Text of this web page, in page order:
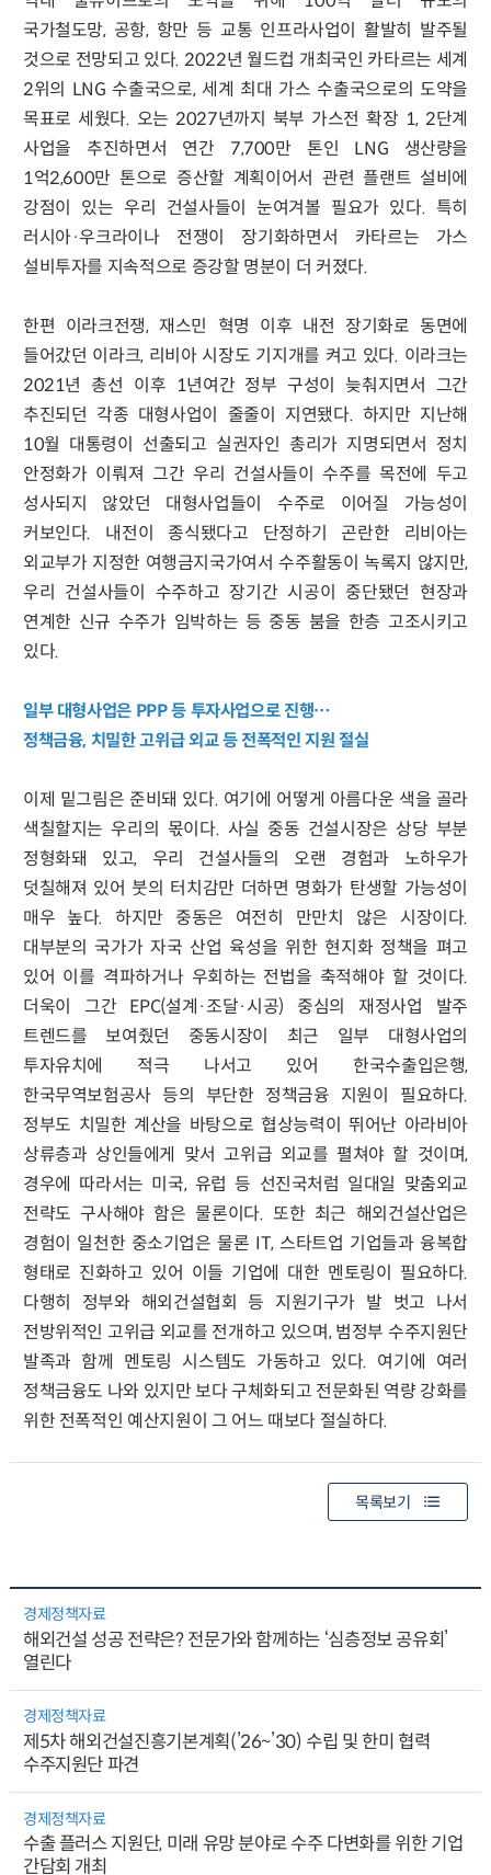
국가철도망, 공항, 항만 등 교통 인프라사업이 활발히 발주될
것으로 전망되고 있다. 2022년 월드컵 개최국인 카타르는 세계
2위의 LNG 수출국으로, 세계 최대 가스 수출국으로의 도약을
목표로 세웠다. 오는 2027년까지 북부 가스전 확장 1, 2단계
사업을 추진하면서 연간 7,700만 톤인 LNG 생산량을
1억2,600만 톤으로 증산할 계획이어서 관련 플랜트 설비에
강점이 있는 우리 건설사들이 눈여겨볼 필요가 있다. 특히
러시아·우크라이나 전쟁이 장기화하면서 카타르는 가스
설비투자를 지속적으로 증강할 명분이 더 커졌다.
한편 이라크전쟁, 재스민 혁명 이후 내전 장기화로 동면에
들어갔던 이라크, 리비아 시장도 기지개를 켜고 있다. 이라크는
2021년 총선 이후 1년여간 정부 구성이 늦춰지면서 그간
추진되던 각종 대형사업이 줄줄이 지연됐다. 하지만 지난해
10월 대통령이 선출되고 실권자인 총리가 지명되면서 정치
안정화가 이뤄져 그간 우리 건설사들이 수주를 목전에 두고
성사되지 않았던 대형사업들이 수주로 이어질 가능성이
커보인다. 내전이 종식됐다고 단정하기 곤란한 리비아는
외교부가 지정한 여행금지국가여서 수주활동이 녹록지 않지만,
우리 건설사들이 수주하고 장기간 시공이 중단됐던 현장과
연계한 신규 수주가 임박하는 등 중동 붐을 한층 고조시키고
있다.
일부 대형사업은 PPP 등 투자사업으로 진행…
정책금융, 치밀한 고위급 외교 등 전폭적인 지원 절실
이제 밑그림은 준비돼 있다. 여기에 어떻게 아름다운 색을 골라
색칠할지는 우리의 몫이다. 사실 중동 건설시장은 상당 부분
정형화돼 있고, 우리 건설사들의 오랜 경험과 노하우가
덧칠해져 있어 붓의 터치감만 더하면 명화가 탄생할 가능성이
매우 높다. 하지만 중동은 여전히 만만치 않은 시장이다.
대부분의 국가가 자국 산업 육성을 위한 현지화 정책을 펴고
있어 이를 격파하거나 우회하는 전법을 축적해야 할 것이다.
더욱이 그간 EPC(설계·조달·시공) 중심의 재정사업 발주
트렌드를 보여줬던 중동시장이 최근 일부 대형사업의
투자유치에 적극 나서고 있어 한국수출입은행,
한국무역보험공사 등의 부단한 정책금융 지원이 필요하다.
정부도 치밀한 계산을 바탕으로 협상능력이 뛰어난 아라비아
상류층과 상인들에게 맞서 고위급 외교를 펼쳐야 할 것이며,
경우에 따라서는 미국, 유럽 등 선진국처럼 일대일 맞춤외교
전략도 구사해야 함은 물론이다. 또한 최근 해외건설산업은
경험이 일천한 중소기업은 물론 IT, 스타트업 기업들과 융복합
형태로 진화하고 있어 이들 기업에 대한 멘토링이 필요하다.
다행히 정부와 해외건설협회 등 지원기구가 발 벗고 나서
전방위적인 고위급 외교를 전개하고 있으며, 범정부 수주지원단
발족과 함께 멘토링 시스템도 가동하고 있다. 여기에 여러
정책금융도 나와 있지만 보다 구체화되고 전문화된 역량 강화를
위한 전폭적인 예산지원이 그 어느 때보다 절실하다.
목록보기
경제정책자료
해외건설 성공 전략은? 전문가와 함께하는 ‘심층정보 공유회’
열린다
경제정책자료
제5차 해외건설진흥기본계획(’26~’30) 수립 및 한미 협력
수주지원단 파견
경제정책자료
수출 플러스 지원단, 미래 유망 분야로 수주 다변화를 위한 기업
간담회 개최